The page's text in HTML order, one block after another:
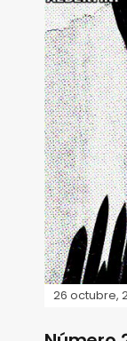
26 octubre,